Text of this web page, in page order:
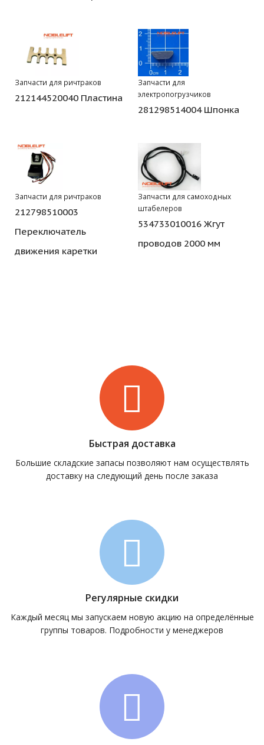
Запчасти для ричтраков
212144520040 Пластина
Запчасти для
электропогрузчиков
281298514004 Шпонка
Запчасти для ричтраков
212798510003
Переключатель
движения каретки
Запчасти для самоходных
штабелеров
534733010016 Жгут
проводов 2000 мм
Быстрая доставка
Большие складские запасы позволяют нам осуществлять
доставку на следующий день после заказа
Регулярные скидки
Каждый месяц мы запускаем новую акцию на определённые
группы товаров. Подробности у менеджеров